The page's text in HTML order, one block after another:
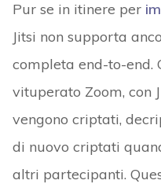
Pur se in itinere per
Jitsi non supporta
completa end-to-end.
vituperato Zoom, con
vengono criptati,
di nuovo criptati
altri partecipanti.